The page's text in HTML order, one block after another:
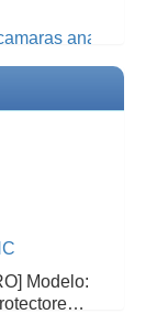
analogicas
camaras
Modelo: